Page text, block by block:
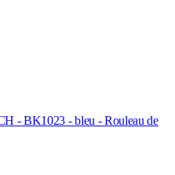
- BK1023 - bleu - Rouleau de